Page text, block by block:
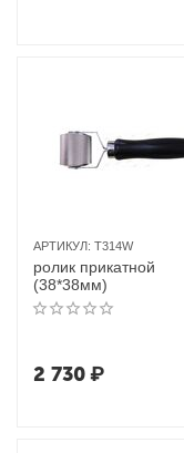
АРТИКУЛ: T314W
ролик прикатной
(38*38мм)
2 730₽